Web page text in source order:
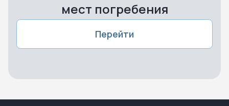
мест погребения
Перейти